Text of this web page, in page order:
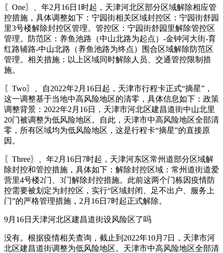
〖One〗、年2月16日1时起，天津河北区部分区域解除相应管
控措施，具体调整如下：宁园街相关区域封控区：宁园街舒园
里3号楼解除封控区管理。管控区：宁园街舒园里解除管控区
管理。防范区：养鱼池路（中山北路为起点）-金钟河大街-育
红路辅路-中山北路（养鱼池路为终点）围合区域解除防范区
管理。相关措施：以上区域同时解除人员、交通管控限制措
施。
〖Two〗、自2022年2月16日起，天津市行程卡正式“摘星”，
这一调整基于当地中高风险地区的清零，具体信息如下：政策
调整背景：2022年2月16日，天津市河北区建昌道街中山北里
20门被调整为低风险地区。自此，天津市中高风险地区全部清
零，所有区域均为低风险地区，这是行程卡“摘星”的直接原
因。
〖Three〗、年2月16日7时起，天津河东区常州道部分区域解
除封控和管控措施，具体如下：解除封控区域：常州道街道爱
营里4号楼2门、3门解除封控措施。此前这两个门栋因疫情防
控需要被划定为封控区，实行“区域封闭、足不出户、服务上
门”的严格管理措施，2月16日7时起正式解除。
9月16日天津河北区建昌道街设风险区了吗
没有。根据疫情相关查询，截止到2022年10月7日，天津市河
北区建昌道街调整为低风险地区。天津市中高风险地区全部清